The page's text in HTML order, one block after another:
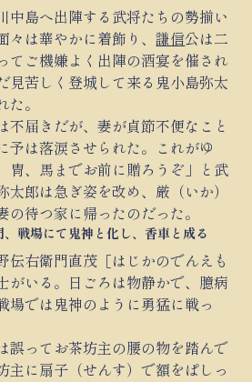
中島へ出陣する武将たちの勢揃い
々は華やかに着飾り、謙信公は二
てご機嫌よく出陣の酒宴を催され
見苦しく登城して来る鬼小島弥太
。
届きだが、妻が貞節不便なこと
予は落涙させられた。これがゆ
冑、馬までお前に贈ろうぞ」と武
郎は急ぎ姿を改め、厳（いか）
の待つ家に帰ったのだった。
戦場にて鬼神と化し、香車と成る
右衛門直茂［はじかのでんえも
がいる。日ごろは物静かで、臆病
場では鬼神のように勇猛に戦っ
誤ってお茶坊主の腰の物を踏んで
主に扇子（せんす）で額をぱしっ